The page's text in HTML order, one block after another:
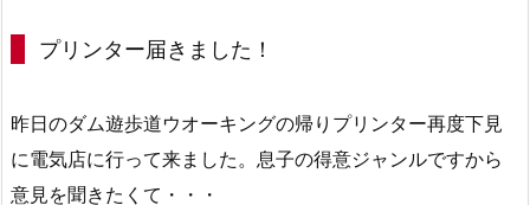
プリンター届きました！
昨日のダム遊歩道ウオーキングの帰りプリンター再度下見
に電気店に行って来ました。息子の得意ジャンルですから
意見を聞きたくて・・・